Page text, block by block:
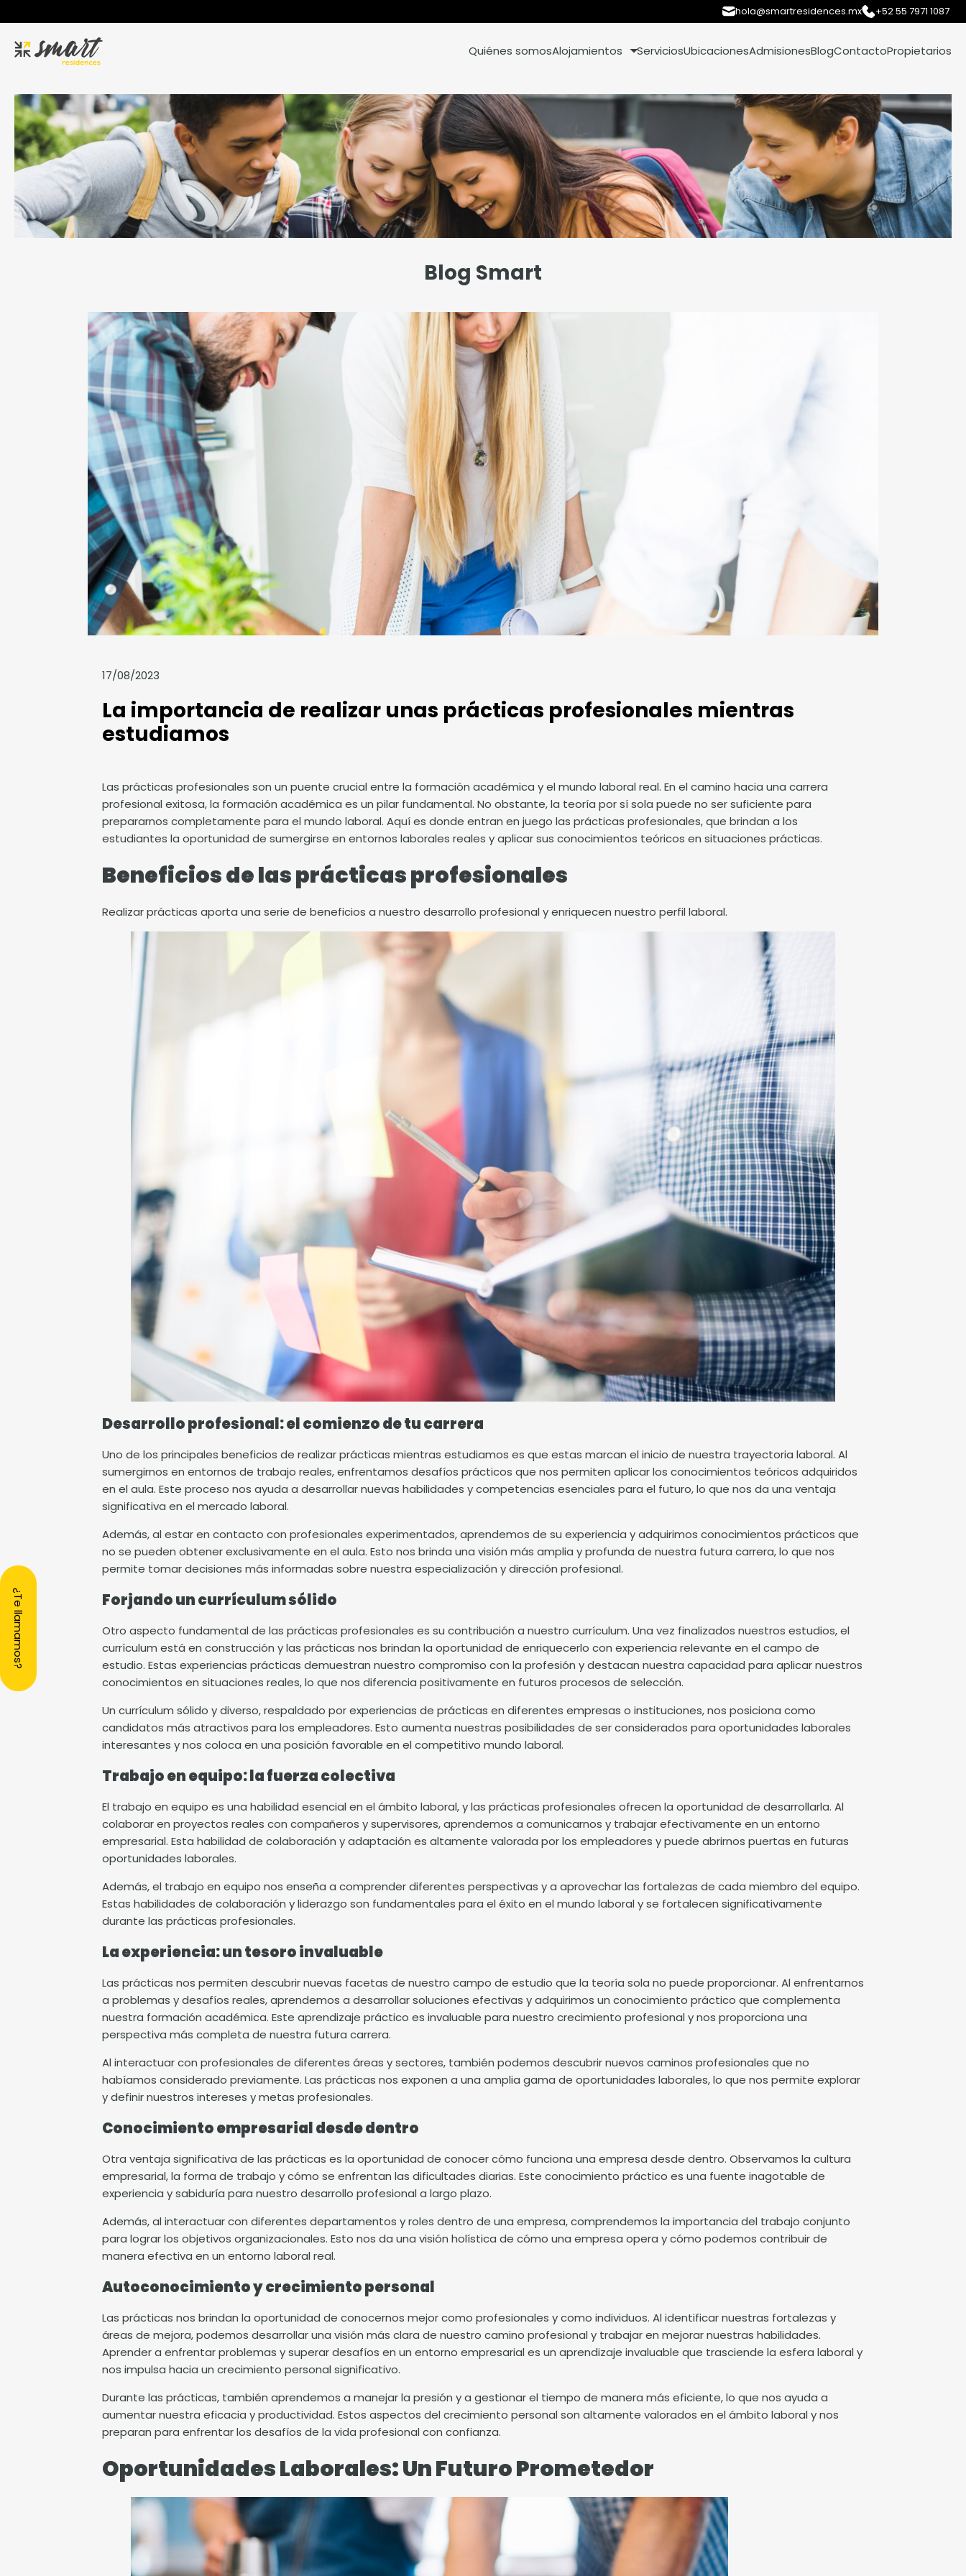
hola@smartresidences.mx +52 55 7971 1087
Quiénes somosAlojamientos ServiciosUbicacionesAdmisionesBlogContactoPropietarios
Blog Smart
17/08/2023
La importancia de realizar unas prácticas profesionales mientras
estudiamos
Las prácticas profesionales son un puente crucial entre la formación académica y el mundo laboral real. En el camino hacia una carrera
profesional exitosa, la formación académica es un pilar fundamental. No obstante, la teoría por sí sola puede no ser suficiente para
prepararnos completamente para el mundo laboral. Aquí es donde entran en juego las prácticas profesionales, que brindan a los
estudiantes la oportunidad de sumergirse en entornos laborales reales y aplicar sus conocimientos teóricos en situaciones prácticas.
Beneficios de las prácticas profesionales
Realizar prácticas aporta una serie de beneficios a nuestro desarrollo profesional y enriquecen nuestro perfil laboral.
Desarrollo profesional: el comienzo de tu carrera
Uno de los principales beneficios de realizar prácticas mientras estudiamos es que estas marcan el inicio de nuestra trayectoria laboral. Al
sumergirnos en entornos de trabajo reales, enfrentamos desafíos prácticos que nos permiten aplicar los conocimientos teóricos adquiridos
en el aula. Este proceso nos ayuda a desarrollar nuevas habilidades y competencias esenciales para el futuro, lo que nos da una ventaja
significativa en el mercado laboral.
Además, al estar en contacto con profesionales experimentados, aprendemos de su experiencia y adquirimos conocimientos prácticos que
no se pueden obtener exclusivamente en el aula. Esto nos brinda una visión más amplia y profunda de nuestra futura carrera, lo que nos
permite tomar decisiones más informadas sobre nuestra especialización y dirección profesional.
Forjando un currículum sólido
Otro aspecto fundamental de las prácticas profesionales es su contribución a nuestro currículum. Una vez finalizados nuestros estudios, el
currículum está en construcción y las prácticas nos brindan la oportunidad de enriquecerlo con experiencia relevante en el campo de
estudio. Estas experiencias prácticas demuestran nuestro compromiso con la profesión y destacan nuestra capacidad para aplicar nuestros
conocimientos en situaciones reales, lo que nos diferencia positivamente en futuros procesos de selección.
Un currículum sólido y diverso, respaldado por experiencias de prácticas en diferentes empresas o instituciones, nos posiciona como
candidatos más atractivos para los empleadores. Esto aumenta nuestras posibilidades de ser considerados para oportunidades laborales
interesantes y nos coloca en una posición favorable en el competitivo mundo laboral.
Trabajo en equipo: la fuerza colectiva
El trabajo en equipo es una habilidad esencial en el ámbito laboral, y las prácticas profesionales ofrecen la oportunidad de desarrollarla. Al
colaborar en proyectos reales con compañeros y supervisores, aprendemos a comunicarnos y trabajar efectivamente en un entorno
empresarial. Esta habilidad de colaboración y adaptación es altamente valorada por los empleadores y puede abrirnos puertas en futuras
oportunidades laborales.
Además, el trabajo en equipo nos enseña a comprender diferentes perspectivas y a aprovechar las fortalezas de cada miembro del equipo.
Estas habilidades de colaboración y liderazgo son fundamentales para el éxito en el mundo laboral y se fortalecen significativamente
durante las prácticas profesionales.
La experiencia: un tesoro invaluable
Las prácticas nos permiten descubrir nuevas facetas de nuestro campo de estudio que la teoría sola no puede proporcionar. Al enfrentarnos
a problemas y desafíos reales, aprendemos a desarrollar soluciones efectivas y adquirimos un conocimiento práctico que complementa
nuestra formación académica. Este aprendizaje práctico es invaluable para nuestro crecimiento profesional y nos proporciona una
perspectiva más completa de nuestra futura carrera.
Al interactuar con profesionales de diferentes áreas y sectores, también podemos descubrir nuevos caminos profesionales que no
habíamos considerado previamente. Las prácticas nos exponen a una amplia gama de oportunidades laborales, lo que nos permite explorar
y definir nuestros intereses y metas profesionales.
Conocimiento empresarial desde dentro
Otra ventaja significativa de las prácticas es la oportunidad de conocer cómo funciona una empresa desde dentro. Observamos la cultura
empresarial, la forma de trabajo y cómo se enfrentan las dificultades diarias. Este conocimiento práctico es una fuente inagotable de
experiencia y sabiduría para nuestro desarrollo profesional a largo plazo.
Además, al interactuar con diferentes departamentos y roles dentro de una empresa, comprendemos la importancia del trabajo conjunto
para lograr los objetivos organizacionales. Esto nos da una visión holística de cómo una empresa opera y cómo podemos contribuir de
manera efectiva en un entorno laboral real.
Autoconocimiento y crecimiento personal
Las prácticas nos brindan la oportunidad de conocernos mejor como profesionales y como individuos. Al identificar nuestras fortalezas y
áreas de mejora, podemos desarrollar una visión más clara de nuestro camino profesional y trabajar en mejorar nuestras habilidades.
Aprender a enfrentar problemas y superar desafíos en un entorno empresarial es un aprendizaje invaluable que trasciende la esfera laboral y
nos impulsa hacia un crecimiento personal significativo.
Durante las prácticas, también aprendemos a manejar la presión y a gestionar el tiempo de manera más eficiente, lo que nos ayuda a
aumentar nuestra eficacia y productividad. Estos aspectos del crecimiento personal son altamente valorados en el ámbito laboral y nos
preparan para enfrentar los desafíos de la vida profesional con confianza.
Oportunidades Laborales: Un Futuro Prometedor
¿Te llamamos?